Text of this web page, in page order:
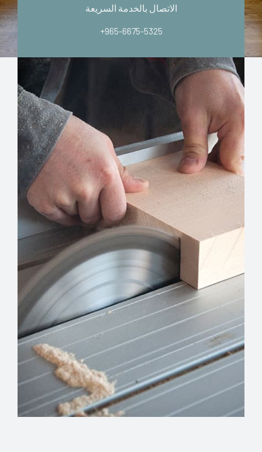
الاتصال بالخدمة السريعة
+965-6675-5325